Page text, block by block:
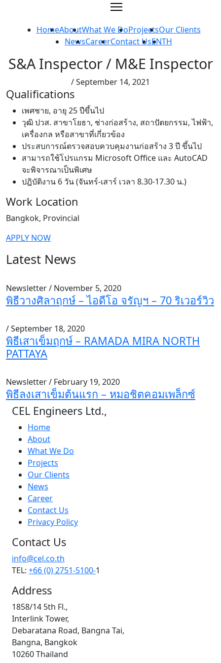
content
HomeAboutWhat We DoProjectsOur Clients
NewsCareerContact UsENTH
S&A Inspector / M&E Inspector
/ September 14, 2021
Qualifications
เพศชาย, อายุ 25 ปีขึ้นไป
วุฒิ ปวส. สาขาโยธา, ช่างก่อสร้าง, สถาปัตยกรรม, ไฟฟ้า,
เครื่องกล หรือสาขาที่เกี่ยวข้อง
ประสบการณ์ตรวจสอบควบคุมงานก่อสร้าง 3 ปี ขึ้นไป
สามารถใช้โปรแกรม Microsoft Office และ AutoCAD
จะพิจารณาเป็นพิเศษ
ปฎิบัติงาน 6 วัน (จันทร์-เสาร์ เวลา 8.30-17.30 น.)
Work Location
Bangkok, Provincial
APPLY NOW
Latest News
Newsletter / November 5, 2020
พิธีวางศิลาฤกษ์ – ไอดีโอ จรัญฯ – 70 ริเวอร์วิว
/ September 18, 2020
พิธีเสาเข็มฤกษ์ – RAMADA MIRA NORTH
PATTAYA
Newsletter / February 19, 2020
พิธีลงเสาเข็มต้นแรก – หมอชิตคอมเพล็กซ์
CEL Engineers Ltd.,
Home
About
What We Do
Projects
Our Clients
News
Career
Contact Us
Privacy Policy
Contact Us
info@cel.co.th
TEL: +66 (0) 2751-5100-1
Address
1858/14 5th Fl.,
Interlink Tower,
Debaratana Road, Bangna Tai,
Bangna, Bangkok
10260 Thailand